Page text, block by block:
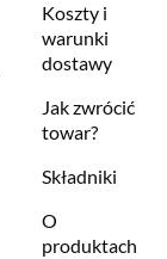
Koszty i
warunki
dostawy
Jak zwrócić
towar?
Składniki
O
produktach